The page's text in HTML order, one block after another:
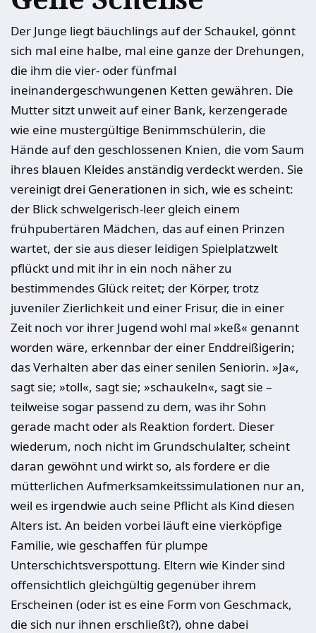
Der Junge liegt bäuchlings auf der Schaukel, gönnt
sich mal eine halbe, mal eine ganze der Drehungen,
die ihm die vier- oder fünfmal
ineinandergeschwungenen Ketten gewähren. Die
Mutter sitzt unweit auf einer Bank, kerzengerade
wie eine mustergültige Benimmschülerin, die
Hände auf den geschlossenen Knien, die vom Saum
ihres blauen Kleides anständig verdeckt werden. Sie
vereinigt drei Generationen in sich, wie es scheint:
der Blick schwelgerisch-leer gleich einem
frühpubertären Mädchen, das auf einen Prinzen
wartet, der sie aus dieser leidigen Spielplatzwelt
pflückt und mit ihr in ein noch näher zu
bestimmendes Glück reitet; der Körper, trotz
juveniler Zierlichkeit und einer Frisur, die in einer
Zeit noch vor ihrer Jugend wohl mal »keß« genannt
worden wäre, erkennbar der einer Enddreißigerin;
das Verhalten aber das einer senilen Seniorin. »Ja«,
sagt sie; »toll«, sagt sie; »schaukeln«, sagt sie –
teilweise sogar passend zu dem, was ihr Sohn
gerade macht oder als Reaktion fordert. Dieser
wiederum, noch nicht im Grundschulalter, scheint
daran gewöhnt und wirkt so, als fordere er die
mütterlichen Aufmerksamkeitssimulationen nur an,
weil es irgendwie auch seine Pflicht als Kind diesen
Alters ist. An beiden vorbei läuft eine vierköpfige
Familie, wie geschaffen für plumpe
Unterschichtsverspottung. Eltern wie Kinder sind
offensichtlich gleichgültig gegenüber ihrem
Erscheinen (oder ist es eine Form von Geschmack,
die sich nur ihnen erschließt?), ohne dabei